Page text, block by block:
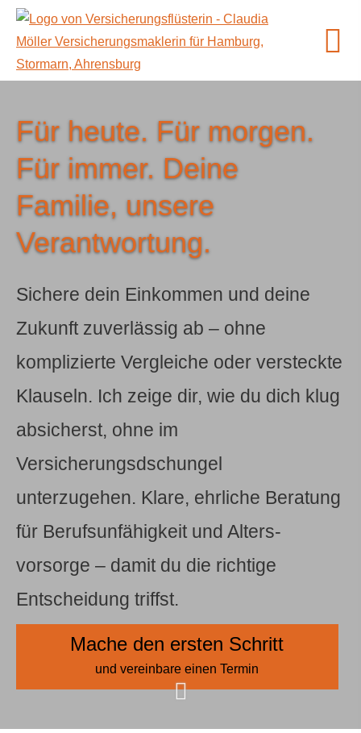
Für heute. Für morgen.
Für immer. Deine
Familie, unsere
Verantwortung.
Sichere dein Einkommen und deine
Zukunft zuverlässig ab – ohne
komplizierte Vergleiche oder versteckte
Klauseln. Ich zeige dir, wie du dich klug
absicherst, ohne im
Versicherungsdschungel
unterzugehen. Klare, ehrliche Beratung
für Berufs­unfähig­keit und Alters­
vorsorge – damit du die richtige
Entscheidung triffst.
Mache den ersten Schritt
und vereinbare einen Termin